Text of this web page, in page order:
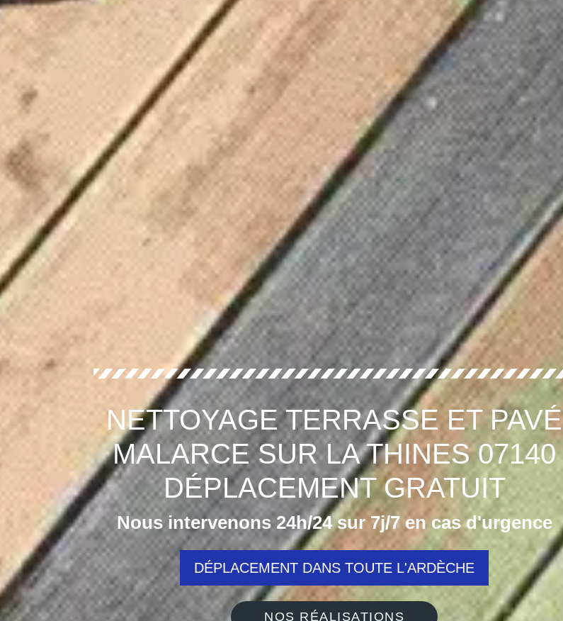
NETTOYAGE TERRASSE ET PAVÉ
MALARCE SUR LA THINES 07140
DÉPLACEMENT GRATUIT
Nous intervenons 24h/24 sur 7j/7 en cas d'urgence
DÉPLACEMENT DANS TOUTE L'ARDÈCHE
NOS RÉALISATIONS